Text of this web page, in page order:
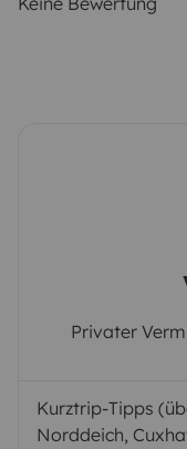
Privater
Kurztrip-Tipps
Norddeich,